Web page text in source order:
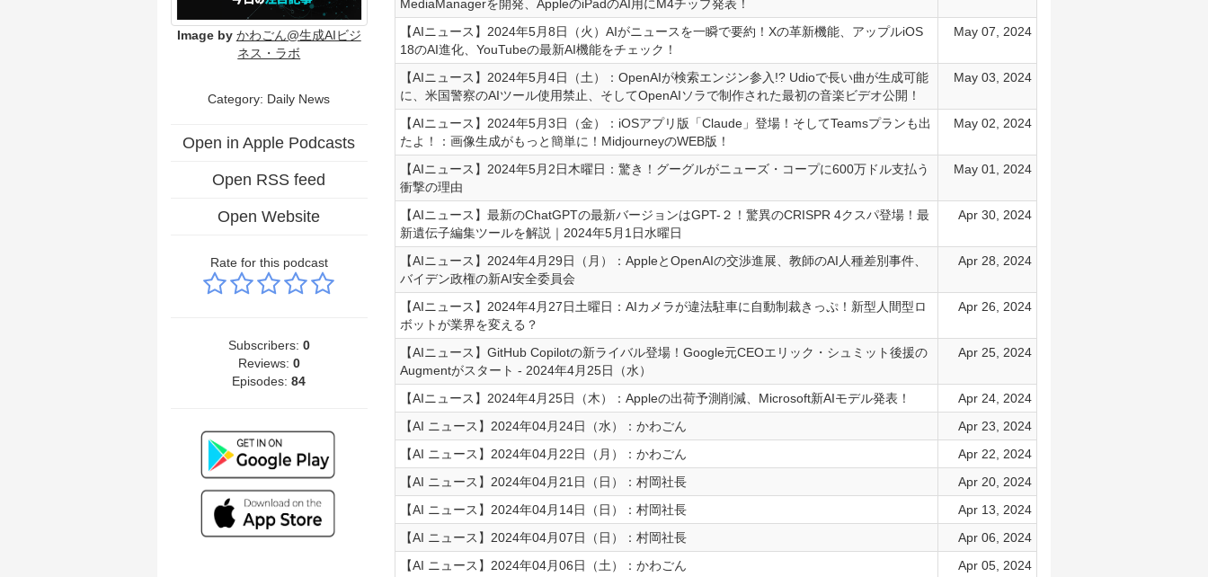
Image by かわごん@生成AIビジ
ネス・ラボ
Category: Daily News
Open in Apple Podcasts
Open RSS feed
Open Website
Rate for this podcast
Subscribers: 0
Reviews: 0
Episodes:84
MediaManagerを開発、AppleのiPadのAI用にM4チップ発表！
【AIニュース】2024年5月8日（火）AIがニュースを一瞬で要約！Xの革新機能、アップルiOS
18のAI進化、YouTubeの最新AI機能をチェック！
May 07, 2024
【AIニュース】2024年5月4日（土）：OpenAIが検索エンジン参入!? Udioで長い曲が生成可能
に、米国警察のAIツール使用禁止、そしてOpenAIソラで制作された最初の音楽ビデオ公開！
May 03, 2024
【AIニュース】2024年5月3日（金）：iOSアプリ版「Claude」登場！そしてTeamsプランも出
たよ！：画像生成がもっと簡単に！MidjourneyのWEB版！
May 02, 2024
【AIニュース】2024年5月2日木曜日：驚き！グーグルがニューズ・コープに600万ドル支払う
衝撃の理由
May 01, 2024
【AIニュース】最新のChatGPTの最新バージョンはGPT-２！驚異のCRISPR 4クスパ登場！最
新遺伝子編集ツールを解説｜2024年5月1日水曜日
Apr 30, 2024
【AIニュース】2024年4月29日（月）：AppleとOpenAIの交渉進展、教師のAI人種差別事件、
バイデン政権の新AI安全委員会
Apr 28, 2024
【AIニュース】2024年4月27日土曜日：AIカメラが違法駐車に自動制裁きっぷ！新型人間型ロ
ボットが業界を変える？
Apr 26, 2024
【AIニュース】GitHub Copilotの新ライバル登場！Google元CEOエリック・シュミット後援の
Augmentがスタート - 2024年4月25日（水）
Apr 25, 2024
【AIニュース】2024年4月25日（木）：Appleの出荷予測削減、Microsoft新AIモデル発表！
Apr 24, 2024
【AI ニュース】2024年04月24日（水）：かわごん
Apr 23, 2024
【AI ニュース】2024年04月22日（月）：かわごん
Apr 22, 2024
【AI ニュース】2024年04月21日（日）：村岡社長
Apr 20, 2024
【AI ニュース】2024年04月14日（日）：村岡社長
Apr 13, 2024
【AI ニュース】2024年04月07日（日）：村岡社長
Apr 06, 2024
【AI ニュース】2024年04月06日（土）：かわごん
Apr 05, 2024